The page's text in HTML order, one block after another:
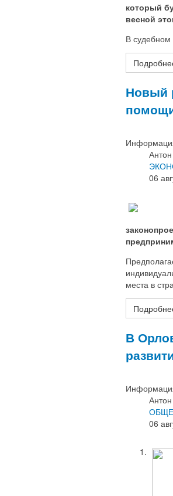
который
весной
В судебном
Новый
06
места в
В
06